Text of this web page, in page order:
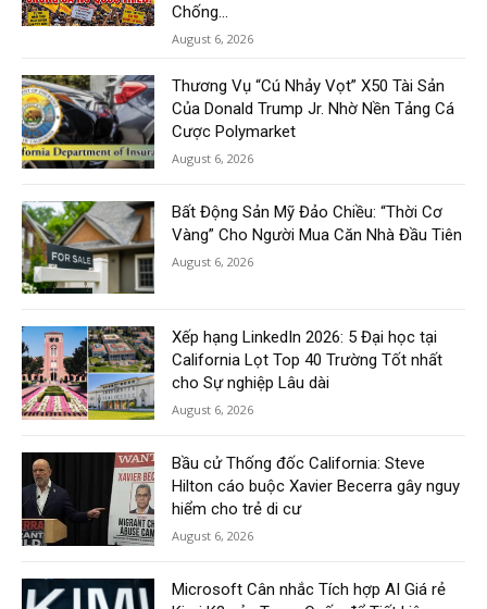
Chống...
August 6, 2026
Thương Vụ “Cú Nhảy Vọt” X50 Tài Sản
Của Donald Trump Jr. Nhờ Nền Tảng Cá
Cược Polymarket
August 6, 2026
Bất Động Sản Mỹ Đảo Chiều: “Thời Cơ
Vàng” Cho Người Mua Căn Nhà Đầu Tiên
August 6, 2026
Xếp hạng LinkedIn 2026: 5 Đại học tại
California Lọt Top 40 Trường Tốt nhất
cho Sự nghiệp Lâu dài
August 6, 2026
Bầu cử Thống đốc California: Steve
Hilton cáo buộc Xavier Becerra gây nguy
hiểm cho trẻ di cư
August 6, 2026
Microsoft Cân nhắc Tích hợp AI Giá rẻ